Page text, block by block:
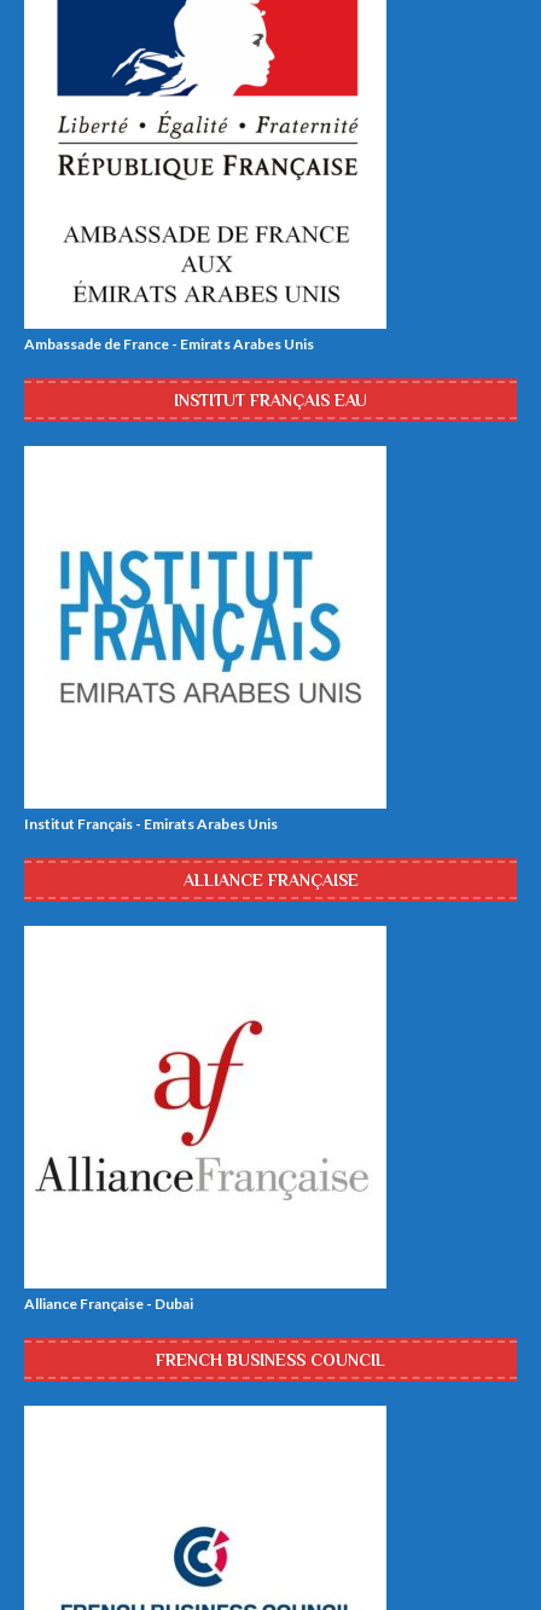
Ambassade de France - Emirats Arabes Unis
INSTITUT FRANÇAIS EAU
Institut Français - Emirats Arabes Unis
ALLIANCE FRANÇAISE
Alliance Française - Dubai
FRENCH BUSINESS COUNCIL